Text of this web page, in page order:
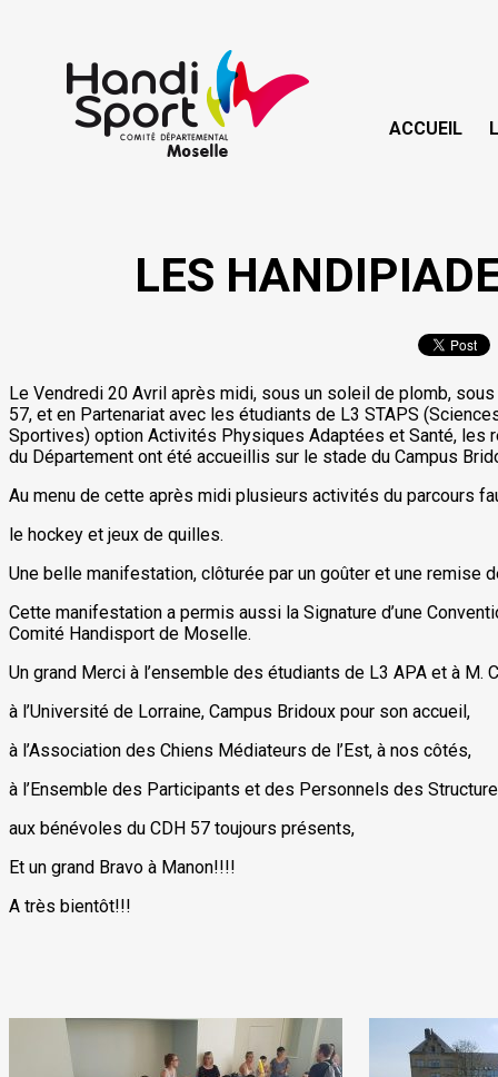
ACCUEIL
LES
Le Vendredi 20 Avril après midi, sous un soleil de plomb,
57, et en Partenariat avec les étudiants de L3 STAPS
Sportives) option Activités Physiques Adaptées et Santé, les
du Département ont été accueillis sur le stade du Campus
Au menu de cette après midi plusieurs activités du parcours
le hockey et jeux de quilles.
Une belle manifestation, clôturée par un goûter et une remise
Cette manifestation a permis aussi la Signature d’une
Comité Handisport de Moselle.
Un grand Merci à l’ensemble des étudiants de L3 APA et à M.
à l’Université de Lorraine, Campus Bridoux pour son accueil,
à l’Association des Chiens Médiateurs de l’Est, à nos côtés,
à l’Ensemble des Participants et des Personnels des
aux bénévoles du CDH 57 toujours présents,
Et un grand Bravo à Manon!!!!
A très bientôt!!!